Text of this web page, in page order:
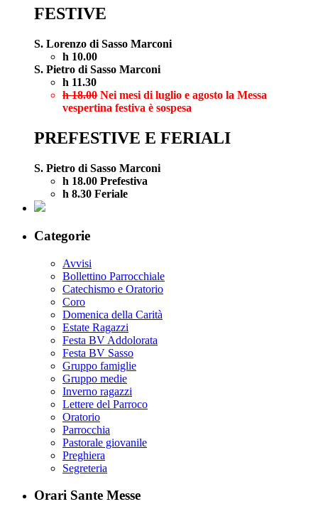
FESTIVE
S. Lorenzo di Sasso Marconi
h 10.00
S. Pietro di Sasso Marconi
h 11.30
h 18.00 Nei mesi di luglio e agosto la Messa
vespertina festiva è sospesa
PREFESTIVE E FERIALI
S. Pietro di Sasso Marconi
h 18.00 Prefestiva
h 8.30 Feriale
Categorie
Avvisi
Bollettino Parrocchiale
Catechismo e Oratorio
Coro
Domenica della Carità
Estate Ragazzi
Festa BV Addolorata
Festa BV Sasso
Gruppo famiglie
Gruppo medie
Inverno ragazzi
Lettere del Parroco
Oratorio
Parrocchia
Pastorale giovanile
Preghiera
Segreteria
Orari Sante Messe